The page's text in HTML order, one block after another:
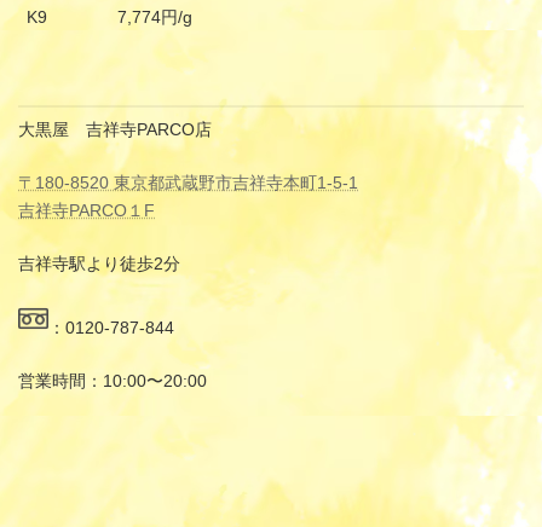
K9
7,774円/g
大黒屋 吉祥寺PARCO店
〒180-8520 東京都武蔵野市吉祥寺本町1-5-1
吉祥寺PARCO１F
吉祥寺駅より徒歩2分
：0120-787-844
営業時間：10:00〜20:00